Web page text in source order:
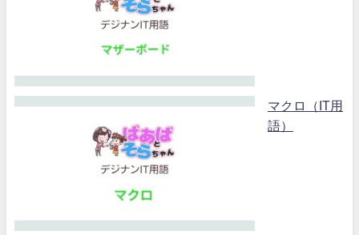
マクロ（IT用
語）